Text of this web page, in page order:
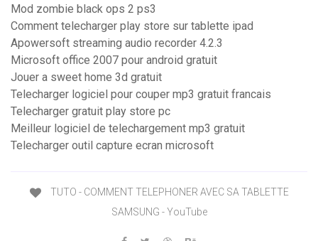
Mod zombie black ops 2 ps3
Comment telecharger play store sur tablette ipad
Apowersoft streaming audio recorder 4.2.3
Microsoft office 2007 pour android gratuit
Jouer a sweet home 3d gratuit
Telecharger logiciel pour couper mp3 gratuit francais
Telecharger gratuit play store pc
Meilleur logiciel de telechargement mp3 gratuit
Telecharger outil capture ecran microsoft
TUTO - COMMENT TELEPHONER AVEC SA TABLETTE
SAMSUNG - YouTube